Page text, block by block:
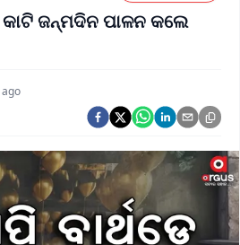
Health Connect
Chalo Dekhein Apna Desh
ଜନ୍ମଦିନ ପାଳନ କଲେ